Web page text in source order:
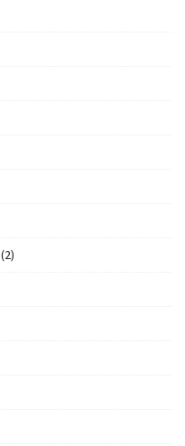
(2)